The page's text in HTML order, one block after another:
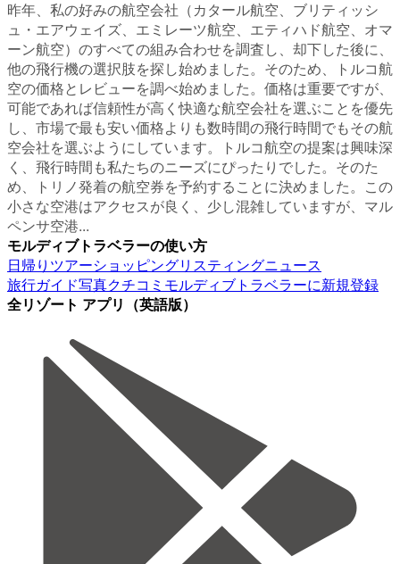
昨年、私の好みの航空会社（カタール航空、ブリティッシ
ュ・エアウェイズ、エミレーツ航空、エティハド航空、オマ
ーン航空）のすべての組み合わせを調査し、却下した後に、
他の飛行機の選択肢を探し始めました。そのため、トルコ航
空の価格とレビューを調べ始めました。価格は重要ですが、
可能であれば信頼性が高く快適な航空会社を選ぶことを優先
し、市場で最も安い価格よりも数時間の飛行時間でもその航
空会社を選ぶようにしています。トルコ航空の提案は興味深
く、飛行時間も私たちのニーズにぴったりでした。そのた
め、トリノ発着の航空券を予約することに決めました。この
小さな空港はアクセスが良く、少し混雑していますが、マル
ペンサ空港...
モルディブトラベラーの使い方
日帰りツアーショッピングリスティングニュース
旅行ガイド写真クチコミ モルディブトラベラーに新規登録
全リゾート アプリ（英語版）